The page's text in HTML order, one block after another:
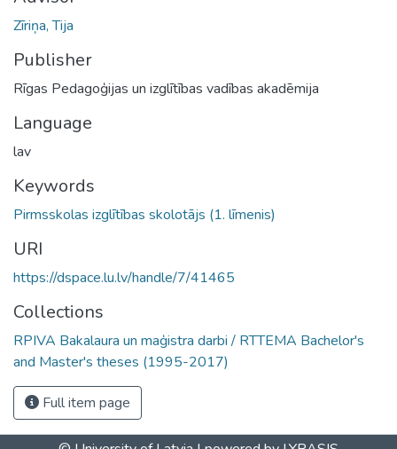
Zīriņa, Tija
Publisher
Rīgas Pedagoģijas un izglītības vadības akadēmija
Language
lav
Keywords
Pirmsskolas izglītības skolotājs (1. līmenis)
URI
https://dspace.lu.lv/handle/7/41465
Collections
RPIVA Bakalaura un maģistra darbi / RTTEMA Bachelor's
and Master's theses (1995-2017)
Full item page